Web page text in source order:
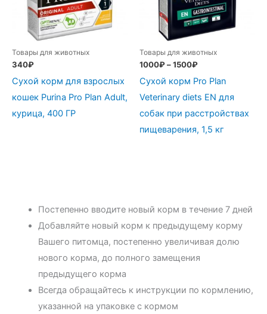
Товары для животных
340₽
Сухой корм для взрослых
кошек Purina Pro Plan Adult,
курица, 400 ГР
Товары для животных
1000₽–1500₽
Сухой корм Pro Plan
Veterinary diets EN для
собак при расстройствах
пищеварения, 1,5 кг
Постепенно вводите новый корм в течение 7 дней
Добавляйте новый корм к предыдущему корму
Вашего питомца, постепенно увеличивая долю
нового корма, до полного замещения
предыдущего корма
Всегда обращайтесь к инструкции по кормлению,
указанной на упаковке с кормом